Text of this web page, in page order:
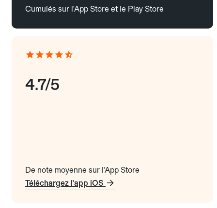
Cumulés sur l'App Store et le Play Store
4.7/5
De note moyenne sur l'App Store
Téléchargez l'app iOS